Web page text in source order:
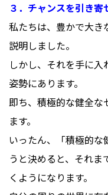
３．チャンスを引き寄
私たちは、豊かで大き
説明しました。
しかし、それを手に入
姿勢にあります。
即ち、積極的な健全な
ます。
いったん、「積極的な
うと決めると、それ
くようになります。